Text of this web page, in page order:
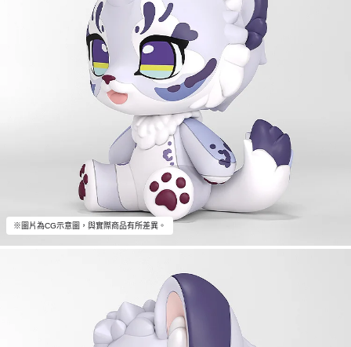
※圖片為CG示意圖，與實際商品有所差異。